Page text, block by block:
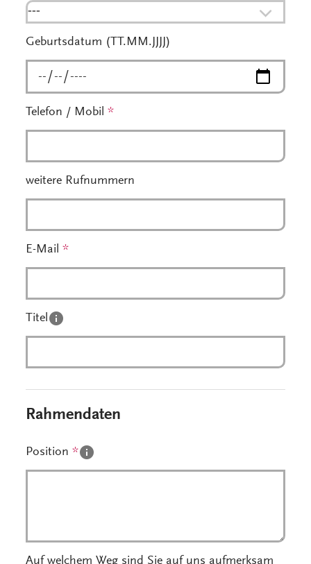
---
Geburtsdatum (TT.MM.JJJJ)
Telefon / Mobil*
weitere Rufnummern
E-Mail*
Titel
Rahmendaten
Position*
Auf welchem Weg sind Sie auf uns aufmerksam